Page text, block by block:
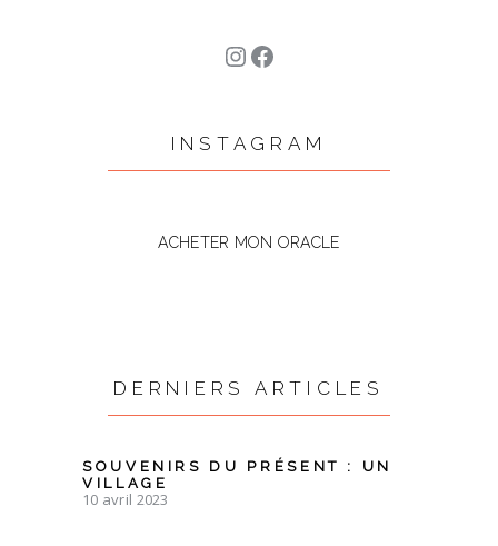
Instagram
Facebook
INSTAGRAM
ACHETER MON ORACLE
DERNIERS ARTICLES
SOUVENIRS DU PRÉSENT : UN
VILLAGE
10 avril 2023